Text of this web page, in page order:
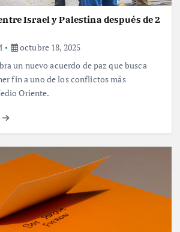
Israel y Palestina después de 2
octubre 18, 2025
un nuevo acuerdo de paz que busca
fin a uno de los conflictos más
Oriente.